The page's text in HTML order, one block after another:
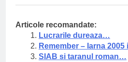
Articole recomandate:
Lucrarile dureaza…
Remember – Iarna 2005
SIAB si taranul roman…